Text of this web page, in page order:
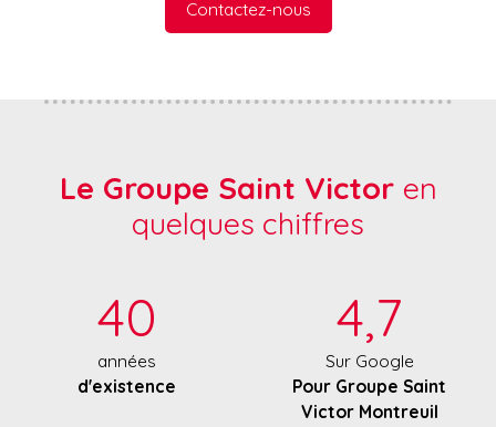
Contactez-nous
Le Groupe Saint Victor en
quelques chiffres
40
années
d'existence
4,7
Sur Google
Pour Groupe Saint
Victor Montreuil